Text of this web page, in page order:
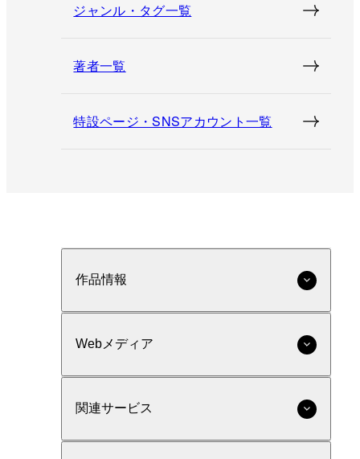
ジャンル・タグ一覧
著者一覧
特設ページ・SNSアカウント一覧
作品情報
Webメディア
関連サービス